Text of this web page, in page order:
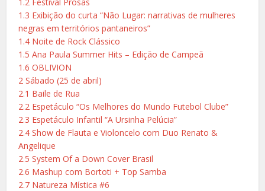
1.3 Exibição do curta “Não Lugar: narrativas de mulheres
negras em territórios pantaneiros”
1.4 Noite de Rock Clássico
1.5 Ana Paula Summer Hits – Edição de Campeã
1.6 OBLIVION
2 Sábado (25 de abril)
2.1 Baile de Rua
2.2 Espetáculo “Os Melhores do Mundo Futebol Clube”
2.3 Espetáculo Infantil “A Ursinha Pelúcia”
2.4 Show de Flauta e Violoncelo com Duo Renato &
Angelique
2.5 System Of a Down Cover Brasil
2.6 Mashup com Bortoti + Top Samba
2.7 Natureza Mística #6